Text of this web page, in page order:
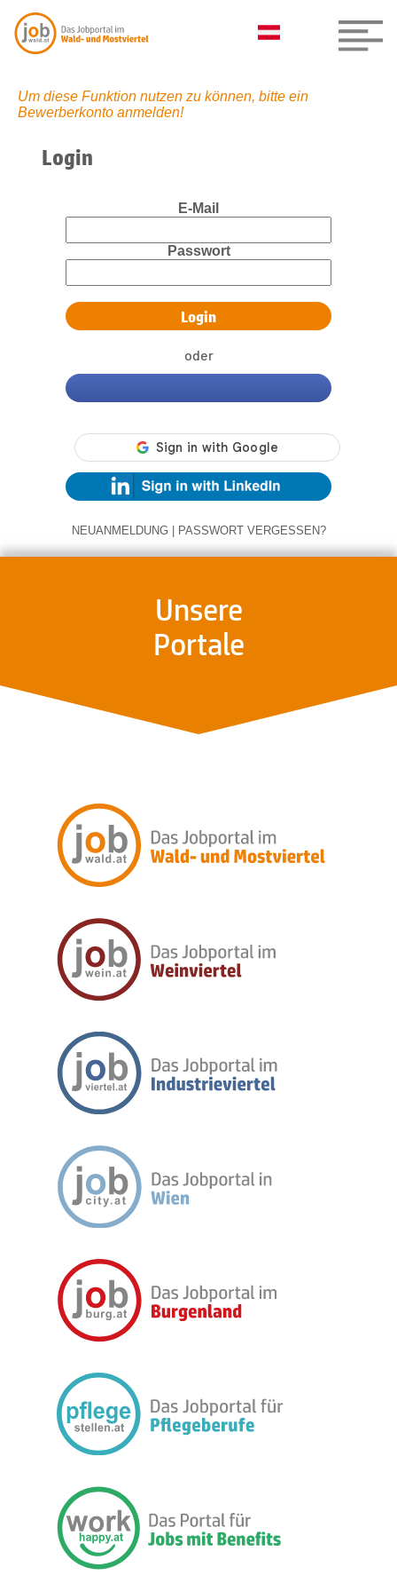
Um diese Funktion nutzen zu können, bitte ein
Bewerberkonto anmelden!
Login
E-Mail
Passwort
oder
NEUANMELDUNG | PASSWORT VERGESSEN?
Unsere
Portale